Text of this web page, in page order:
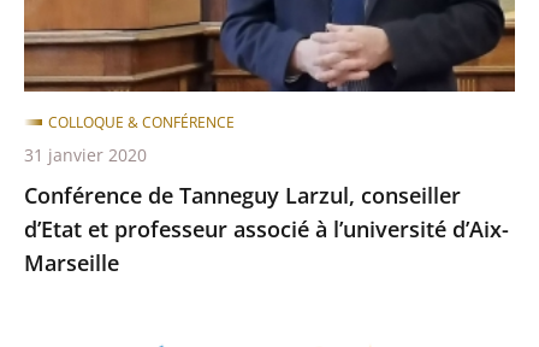
associé
à
d’Aix-
Conférence de Tanneguy Larzul, conseiller
d’Etat et professeur associé à l’université d’Aix-
Marseille
COLLOQUE & CONFÉRENCE
31 janvier 2020